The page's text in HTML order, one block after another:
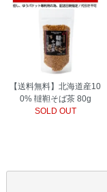
【送料無料】北海道産10
0% 韃靼そば茶 80g
SOLD OUT